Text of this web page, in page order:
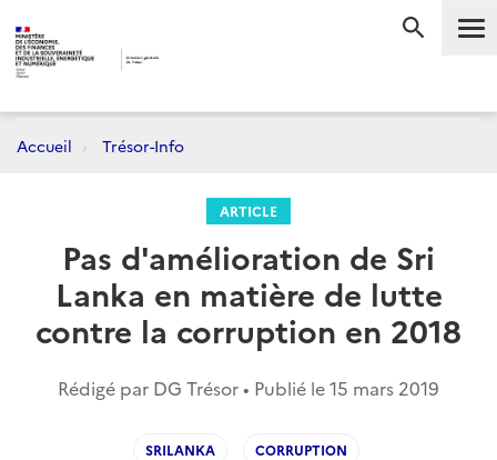
Accueil Trésor-Info
ARTICLE
Pas d'amélioration de Sri
Lanka en matière de lutte
contre la corruption en 2018
Rédigé par DG Trésor • Publié le15 mars 2019
SRILANKA CORRUPTION